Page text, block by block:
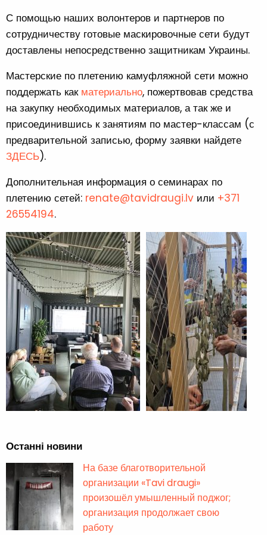
С помощью наших волонтеров и партнеров по
сотрудничеству готовые маскировочные сети будут
доставлены непосредственно защитникам Украины.
Мастерские по плетению камуфляжной сети можно
поддержать как материально, пожертвовав средства
на закупку необходимых материалов, а так же и
присоединившись к занятиям по мастер-классам (с
предварительной записью, форму заявки найдете
ЗДЕСЬ).
Дополнительная информация о семинарах по
плетению сетей: renate@tavidraugi.lv или +371
26554194.
Останні новини
На базе благотворительной
организации «Tavi draugi»
произошёл умышленный поджог;
организация продолжает свою
работу